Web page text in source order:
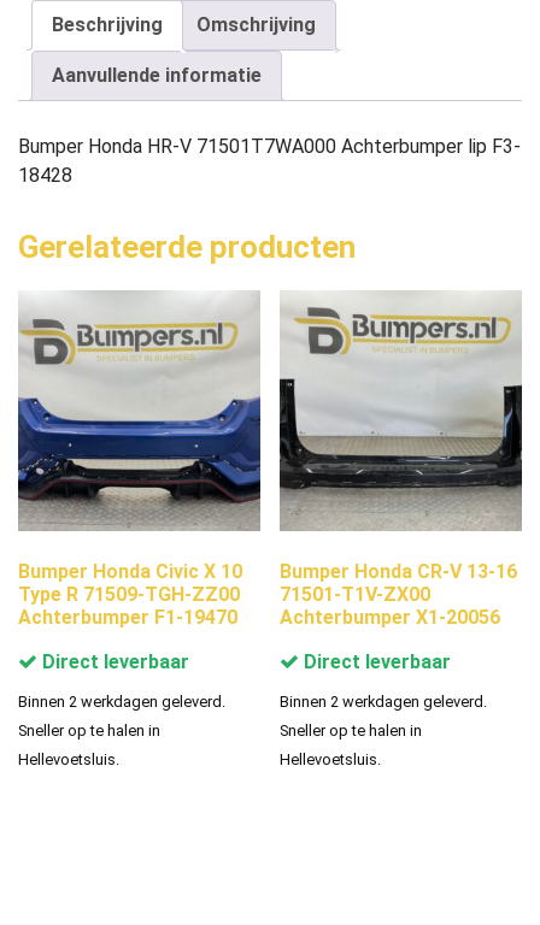
Beschrijving Omschrijving
Aanvullende informatie
Bumper Honda HR-V 71501T7WA000 Achterbumper lip F3-
18428
Gerelateerde producten
Bumper Honda Civic X 10
Type R 71509-TGH-ZZ00
Achterbumper F1-19470
Direct leverbaar
Binnen 2 werkdagen geleverd.
Sneller op te halen in
Hellevoetsluis.
Bumper Honda CR-V 13-16
71501-T1V-ZX00
Achterbumper X1-20056
Direct leverbaar
Binnen 2 werkdagen geleverd.
Sneller op te halen in
Hellevoetsluis.